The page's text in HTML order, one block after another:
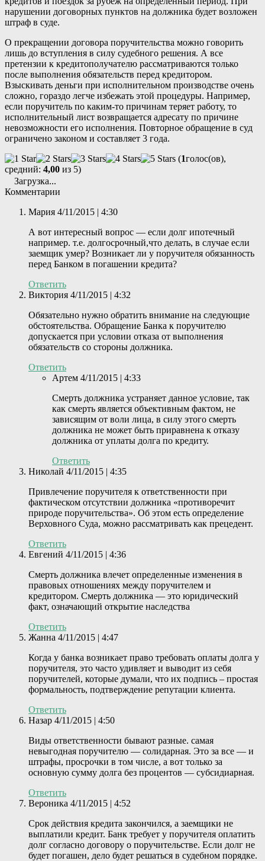
нарушении договорных пунктов на должника будет возложен
штраф в суде.
О прекращении договора поручительства можно говорить
лишь до вступления в силу судебного решения. А все
претензии к кредитополучателю рассматриваются только
после выполнения обязательств перед кредитором.
Взыскивать деньги при исполнительном производстве очень
сложно, гораздо легче избежать этой процедуры. Например,
если поручитель по каким-то причинам теряет работу, то
исполнительный лист возвращается адресату по причине
невозможности его исполнения. Повторное обращение в суд
ограничено законом и составляет 3 года.
(1голос(ов),
средний: 4,00 из 5)
Загрузка...
Комментарии
Мария 4/11/2015 | 4:30
А вот интересный вопрос — если долг ипотечный
например. т.е. долгосрочный,что делать, в случае если
заемщик умер? Возникает ли у поручителя обязанность
перед Банком в погашении кредита?
Ответить
Виктория 4/11/2015 | 4:32
Обязательно нужно обратить внимание на следующие
обстоятельства. Обращение Банка к поручителю
допускается при условии отказа от выполнения
обязательств со стороны должника.
Ответить
Артем 4/11/2015 | 4:33
Смерть должника устраняет данное условие, так
как смерть является объективным фактом, не
зависящим от воли лица, в силу этого смерть
должника не может быть приравнена к отказу
должника от уплаты долга по кредиту.
Ответить
Николай 4/11/2015 | 4:35
Привлечение поручителя к ответственности при
фактическом отсутствии должника «противоречит
природе поручительства». Об этом есть определение
Верховного Суда, можно рассматривать как прецедент.
Ответить
Евгений 4/11/2015 | 4:36
Смерть должника влечет определенные изменения в
правовых отношениях между поручителем и
кредитором. Смерть должника — это юридический
факт, означающий открытие наследства
Ответить
Жанна 4/11/2015 | 4:47
Когда у банка возникает право требовать оплаты долга у
поручителя, это часто удивляет и выводит из себя
поручителей, которые думали, что их подпись – простая
формальность, подтверждение репутации клиента.
Ответить
Назар 4/11/2015 | 4:50
Виды ответственности бывают разные. самая
невыгодная поручителю — солидарная. Это за все — и
штрафы, просрочки в том числе, а вот только за
основную сумму долга без процентов — субсидиарная.
Ответить
Вероника 4/11/2015 | 4:52
Срок действия кредита закончился, а заемщики не
выплатили кредит. Банк требует у поручителя оплатить
долг согласно договору о поручительстве. Если долг не
будет погашен, дело будет решаться в судебном порядке.